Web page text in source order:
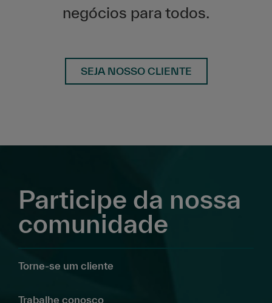
negócios para todos.
SEJA NOSSO CLIENTE
Participe da nossa
comunidade
Torne-se um cliente
Trabalhe conosco